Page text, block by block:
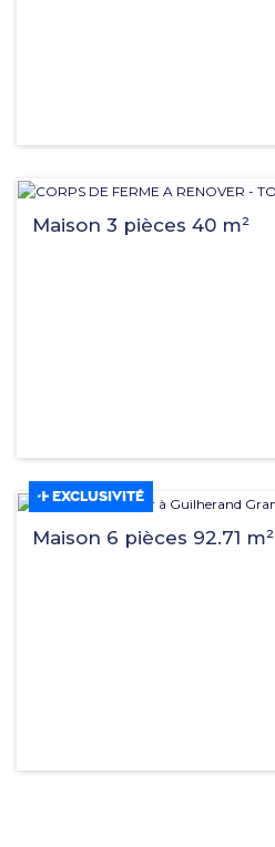
Maison 3 pièces 40 m²
EXCLUSIVITÉ
Maison 6 pièces 92.71 m²